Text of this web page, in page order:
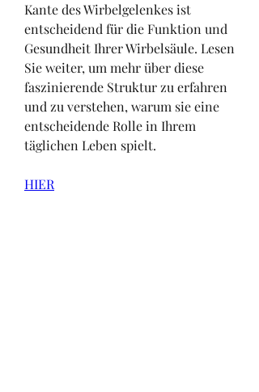
Kante des Wirbelgelenkes ist
entscheidend für die Funktion und
Gesundheit Ihrer Wirbelsäule. Lesen
Sie weiter, um mehr über diese
faszinierende Struktur zu erfahren
und zu verstehen, warum sie eine
entscheidende Rolle in Ihrem
täglichen Leben spielt.
HIER